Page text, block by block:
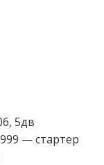
5дв
— стартер